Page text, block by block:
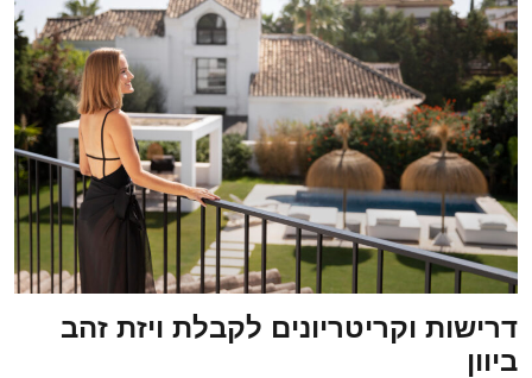
דרישות וקריטריונים לקבלת ויזת זהב
ביוון